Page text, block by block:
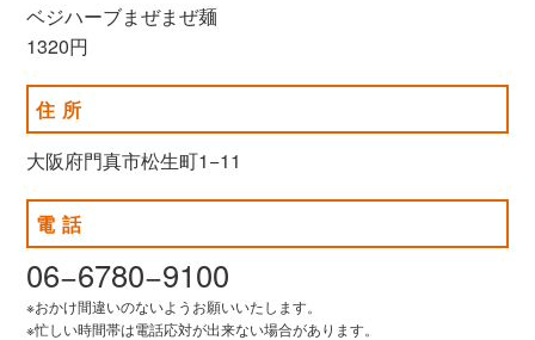
ベジハーブまぜまぜ麺
1320円
住所
大阪府門真市松生町1−11
電話
06−6780−9100
※おかけ間違いのないようお願いいたします。
※忙しい時間帯は電話応対が出来ない場合があります。